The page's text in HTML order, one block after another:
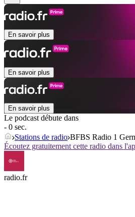
En savoir plus
En savoir plus
En savoir plus
Le podcast débute dans
- 0 sec.
Stations de radio BFBS Radio 1
Écoutez gratuitement cette radio dans
radio.fr